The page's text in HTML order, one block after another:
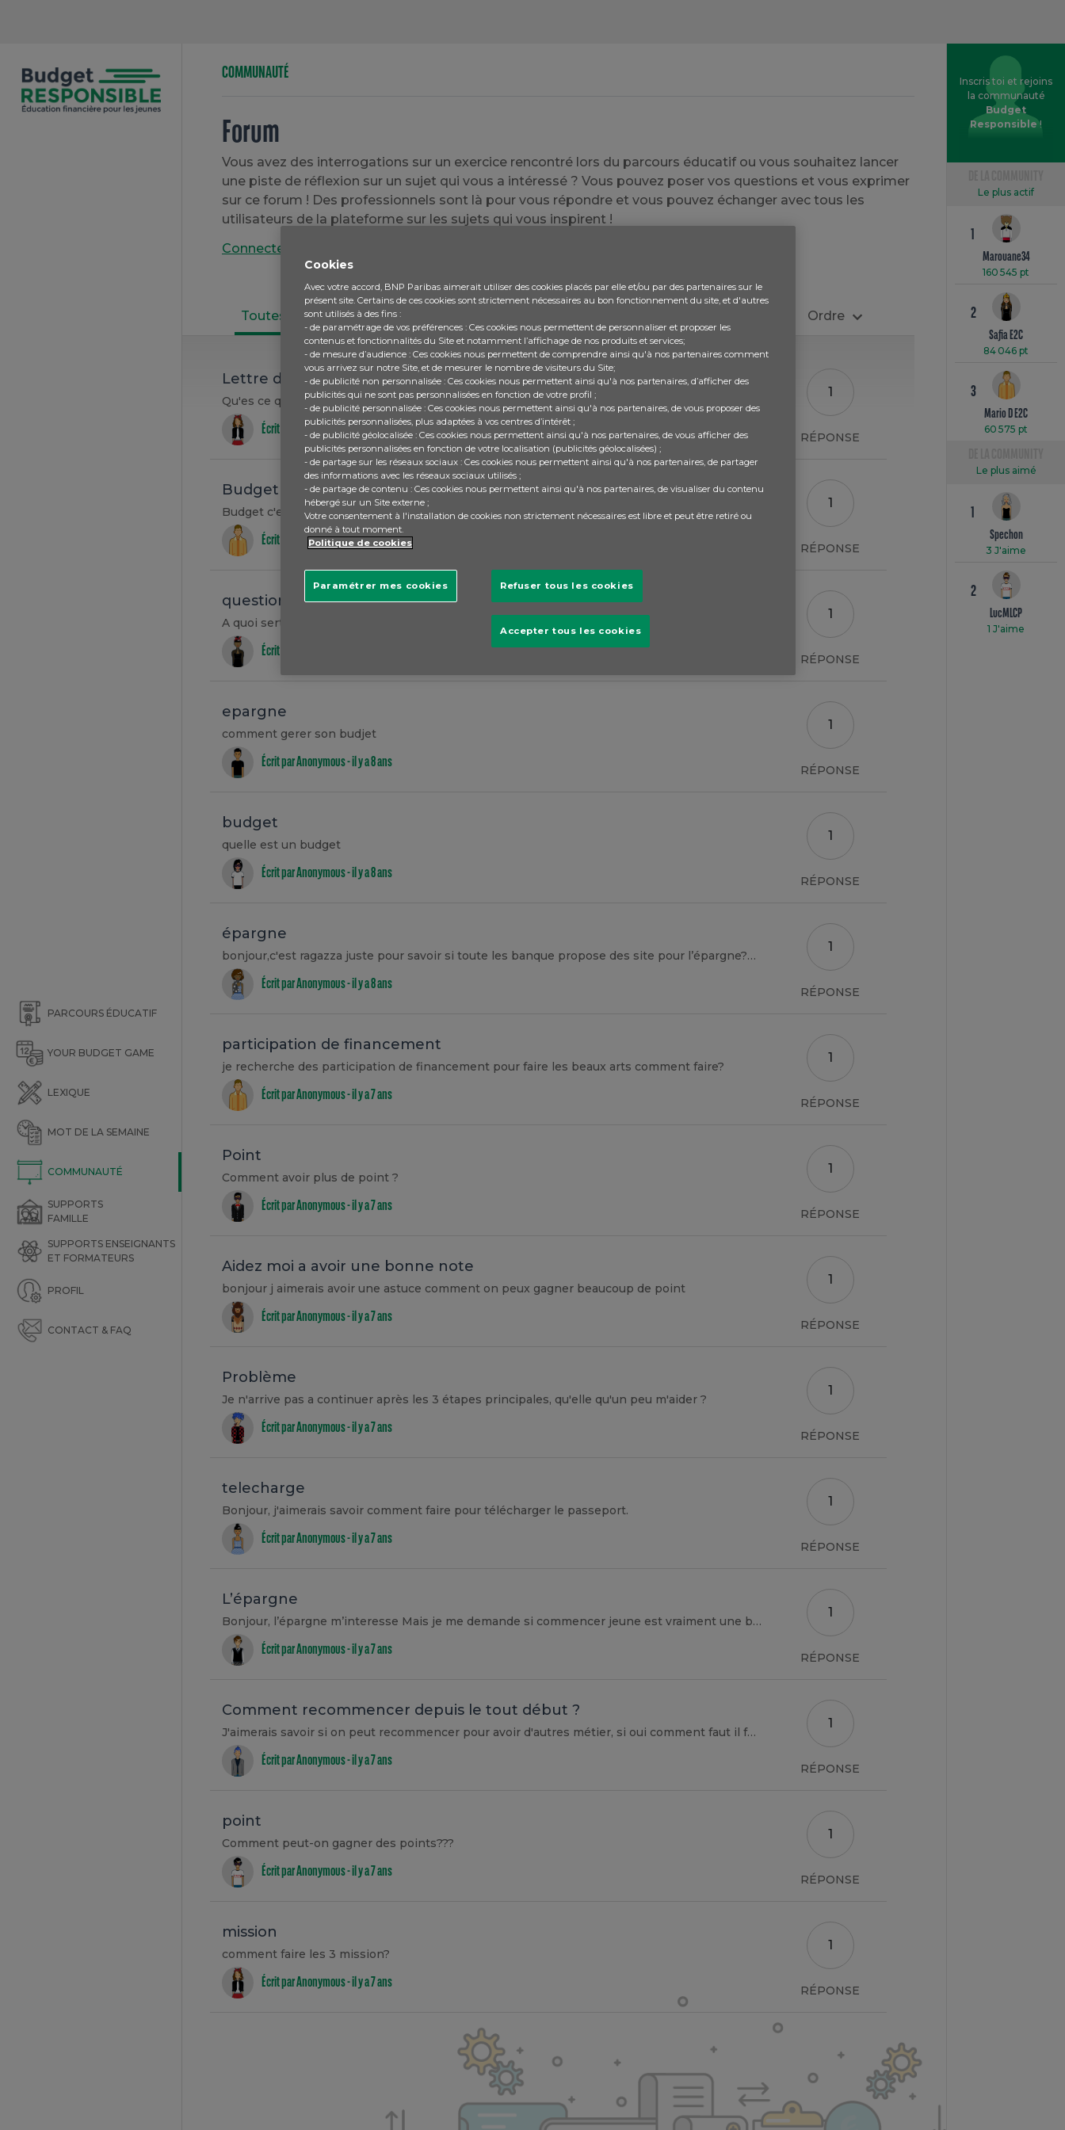
PARCOURS ÉDUCATIF
YOUR BUDGET GAME
LEXIQUE
MOT DE LA SEMAINE
COMMUNAUTÉ
SUPPORTS
FAMILLE
SUPPORTS ENSEIGNANTS
ET FORMATEURS
PROFIL
CONTACT & FAQ
Inscris toi et rejoins
la communauté
Budget
Responsible!
Le plus actif
Marouane34
160 545 pt
1
Safia E2C
84 046 pt
2
Mario D E2C
60 575 pt
3
Le plus aimé
Spechon
3 J'aime
1
LucMLCP
1 J'aime
2
COMMUNAUTÉ
Forum
Vous avez des interrogations sur un exercice rencontré lors du parcours éducatif ou vous souhaitez lancer
une piste de réflexion sur un sujet qui vous a intéressé ? Vous pouvez poser vos questions et vous exprimer
sur ce forum ! Des professionnels sont là pour vous répondre et vous pouvez échanger avec tous les
utilisateurs de la plateforme sur les sujets qui vous inspirent !
Connectez-vous
Toutes (current)Récent Trend topic Ordre
Lettre de credit
Qu'es ce qu'un lettre de credit ?
Écrit par Anonymous -il y a 8 ans
1
RÉPONSE
Budget
Budget c'est un mot française ou anglaise?
Écrit par Anonymous -il y a 8 ans
1
RÉPONSE
questions
A quoi sert un agrégateur?
Écrit par Anonymous -
1
RÉPONSE
epargne
comment gerer son budjet
Écrit par Anonymous -il y a 8 ans
1
RÉPONSE
budget
quelle est un budget
Écrit par Anonymous -il y a 8 ans
1
RÉPONSE
épargne
bonjour,c'est ragazza juste pour savoir si toute les banque propose des site pour l’épargne?quel est le meilleur moyen d'epargner?
Écrit par Anonymous -il y a 8 ans
1
RÉPONSE
participation de financement
je recherche des participation de financement pour faire les beaux arts comment faire?
Écrit par Anonymous -il y a 7 ans
1
RÉPONSE
Point
Comment avoir plus de point ?
Écrit par Anonymous -il y a 7 ans
1
RÉPONSE
Aidez moi a avoir une bonne note
bonjour j aimerais avoir une astuce comment on peux gagner beaucoup de point
Écrit par Anonymous -il y a 7 ans
1
RÉPONSE
Problème
Je n'arrive pas a continuer après les 3 étapes principales, qu'elle qu'un peu m'aider ?
Écrit par Anonymous -il y a 7 ans
1
RÉPONSE
telecharge
Bonjour, j'aimerais savoir comment faire pour télécharger le passeport.
Écrit par Anonymous -il y a 7 ans
1
RÉPONSE
L’épargne
Bonjour, l’épargne m’interesse Mais je me demande si commencer jeune est vraiment une bonne chose, ou alors il faut se faire plaisir ?
Écrit par Anonymous -il y a 7 ans
1
RÉPONSE
Comment recommencer depuis le tout début ?
J'aimerais savoir si on peut recommencer pour avoir d'autres métier, si oui comment faut il faire ?
Écrit par Anonymous -il y a 7 ans
1
RÉPONSE
point
Comment peut-on gagner des points???
Écrit par Anonymous -il y a 7 ans
1
RÉPONSE
mission
comment faire les 3 mission?
Écrit par Anonymous -il y a 7 ans
1
RÉPONSE
Cookies
Avec votre accord, BNP Paribas aimerait utiliser des cookies placés par elle et/ou par des partenaires sur le
présent site. Certains de ces cookies sont strictement nécessaires au bon fonctionnement du site, et d'autres
sont utilisés à des fins :
- de paramétrage de vos préférences : Ces cookies nous permettent de personnaliser et proposer les
contenus et fonctionnalités du Site et notamment l’affichage de nos produits et services;
- de mesure d’audience : Ces cookies nous permettent de comprendre ainsi qu'à nos partenaires comment
vous arrivez sur notre Site, et de mesurer le nombre de visiteurs du Site;
- de publicité non personnalisée : Ces cookies nous permettent ainsi qu'à nos partenaires, d’afficher des
publicités qui ne sont pas personnalisées en fonction de votre profil ;
- de publicité personnalisée : Ces cookies nous permettent ainsi qu'à nos partenaires, de vous proposer des
publicités personnalisées, plus adaptées à vos centres d’intérêt ;
- de publicité géolocalisée : Ces cookies nous permettent ainsi qu'à nos partenaires, de vous afficher des
publicités personnalisées en fonction de votre localisation (publicités géolocalisées) ;
- de partage sur les réseaux sociaux : Ces cookies nous permettent ainsi qu'à nos partenaires, de partager
des informations avec les réseaux sociaux utilisés ;
- de partage de contenu : Ces cookies nous permettent ainsi qu'à nos partenaires, de visualiser du contenu
hébergé sur un Site externe ;
Votre consentement à l'installation de cookies non strictement nécessaires est libre et peut être retiré ou
donné à tout moment.
Politique de cookies
Refuser tous les cookies
Accepter tous les cookies
Paramétrer mes cookies